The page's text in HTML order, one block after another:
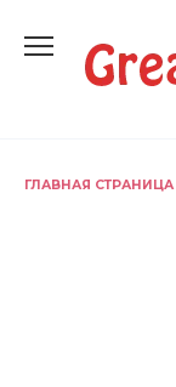
содержанию
ГЛАВНАЯ СТРАНИЦА